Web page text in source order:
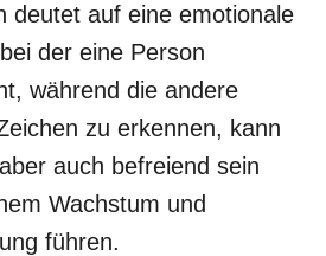
deutet auf eine emotionale
der eine Person
während die andere
zu erkennen, kann
auch befreiend sein
Wachstum und
führen.